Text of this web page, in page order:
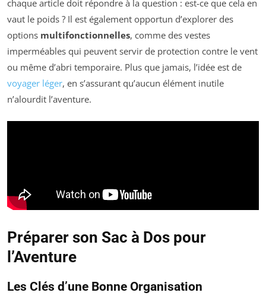
chaque article doit répondre à la question : est-ce que cela en
vaut le poids ? Il est également opportun d’explorer des
options multifonctionnelles, comme des vestes
imperméables qui peuvent servir de protection contre le vent
ou même d’abri temporaire. Plus que jamais, l’idée est de
voyager léger, en s’assurant qu’aucun élément inutile
n’alourdit l’aventure.
Préparer son Sac à Dos pour
l’Aventure
Les Clés d’une Bonne Organisation